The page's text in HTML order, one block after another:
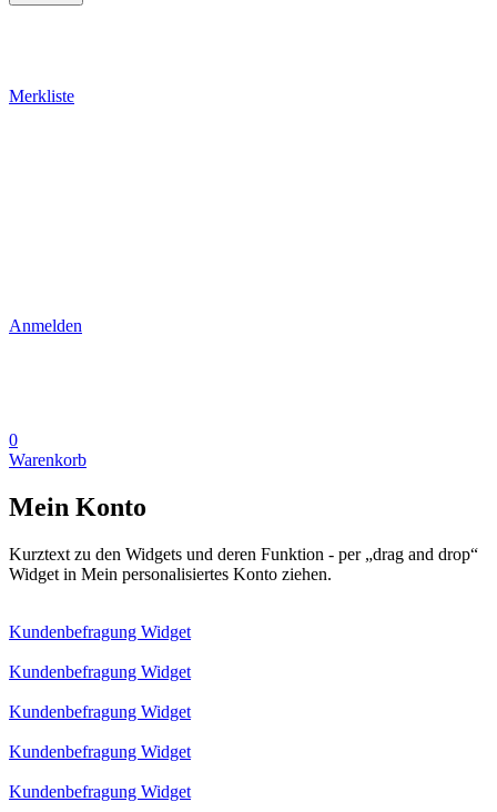
Merkliste
Anmelden
0
Warenkorb
Mein Konto
Kurztext zu den Widgets und deren Funktion - per „drag and drop“
Widget in Mein personalisiertes Konto ziehen.
Kundenbefragung Widget
Kundenbefragung Widget
Kundenbefragung Widget
Kundenbefragung Widget
Kundenbefragung Widget